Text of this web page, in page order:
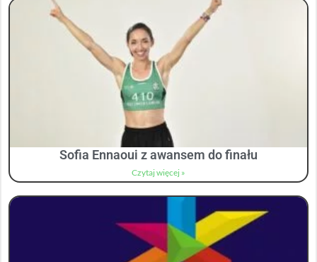
Sofia Ennaoui z awansem do finału
Czytaj więcej »